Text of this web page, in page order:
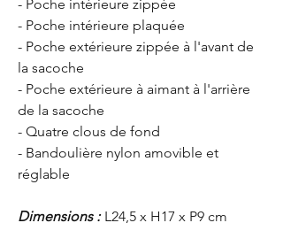
- Poche intérieure zippée
- Poche intérieure plaquée
- Poche extérieure zippée à l'avant de
la sacoche
- Poche extérieure à aimant à l'arrière
de la sacoche
- Quatre clous de fond
- Bandoulière nylon amovible et
réglable
Dimensions :L24,5 x H17 x P9 cm